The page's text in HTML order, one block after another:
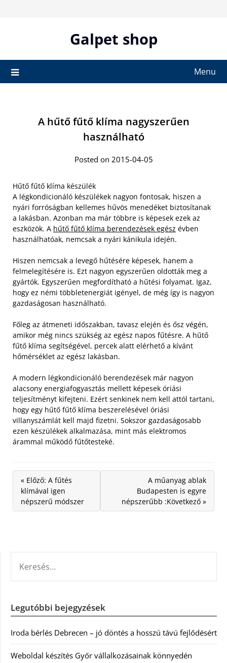
Galpet shop
Menu
A hűtő fűtő klíma nagyszerűen
használható
Posted on 2015-04-05
Hűtő fűtő klíma készülék
A légkondicionáló készülékek nagyon fontosak, hiszen a
nyári forróságban kellemes hűvös menedéket biztosítanak
a lakásban. Azonban ma már többre is képesek ezek az
eszközök. A hűtő fűtő klíma berendezések egész évben
használhatóak, nemcsak a nyári kánikula idején.
Hiszen nemcsak a levegő hűtésére képesek, hanem a
felmelegítésére is. Ezt nagyon egyszerűen oldották meg a
gyártók. Egyszerűen megfordítható a hűtési folyamat. Igaz,
hogy ez némi többletenergiát igényel, de még így is nagyon
gazdaságosan használható.
Főleg az átmeneti időszakban, tavasz elején és ősz végén,
amikor még nincs szükség az egész napos fűtésre. A hűtő
fűtő klíma segítségével, percek alatt elérhető a kívánt
hőmérséklet az egész lakásban.
A modern légkondicionáló berendezések már nagyon
alacsony energiafogyasztás mellett képesek óriási
teljesítményt kifejteni. Ezért senkinek nem kell attól tartani,
hogy egy hűtő fűtő klíma beszerelésével óriási
villanyszámlát kell majd fizetni. Sokszor gazdaságosabb
ezen készülékek alkalmazása, mint más elektromos
árammal működő fűtőtesteké.
« Előző: A fűtés
klímával igen
népszerű módszer
A műanyag ablak
Budapesten is egyre
népszerűbb :Következő »
Legutóbbi bejegyzések
Iroda bérlés Debrecen – jó döntés a hosszú távú fejlődésért
Weboldal készítés Győr vállalkozásainak könnyedén